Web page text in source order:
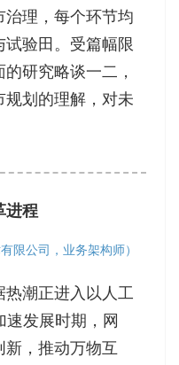
理，每个环节均
验田。受篇幅限
研究略谈一二，
规划的理解，对未
进程
限公司，业务架构师）
潮正进入以人工
发展时期，网
新，推动万物互